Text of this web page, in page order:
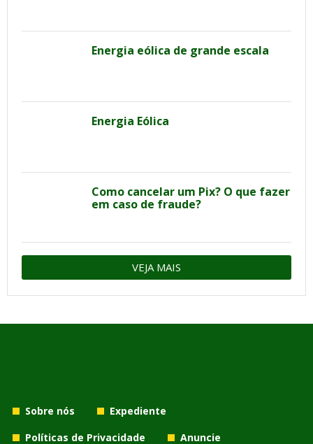
Energia eólica de grande escala
Energia Eólica
Como cancelar um Pix? O que fazer
em caso de fraude?
VEJA MAIS
Sobre nós
Expediente
Políticas de Privacidade
Anuncie